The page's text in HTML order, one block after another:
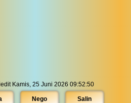
Kamis, 25 Juni 2026 09:52:50
Nego Salin